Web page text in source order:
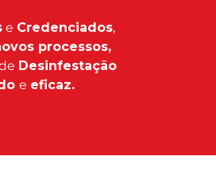
e Credenciados,
processos,
Desinfestação
e eficaz.